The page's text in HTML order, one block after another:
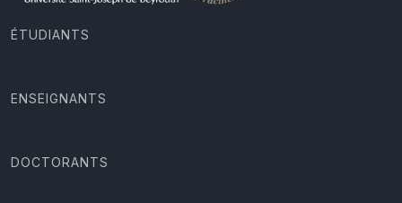
ÉTUDIANTS
ENSEIGNANTS
DOCTORANTS